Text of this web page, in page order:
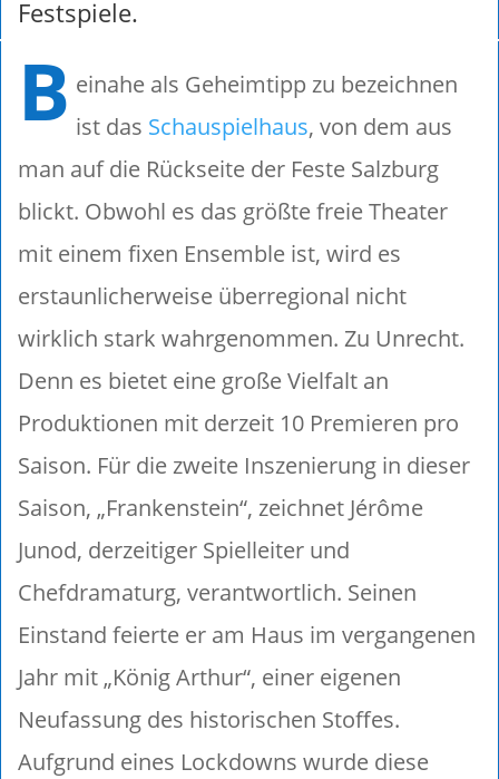
Festspiele.
B einahe als Geheimtipp zu bezeichnen
ist das Schauspielhaus, von dem aus
man auf die Rückseite der Feste Salzburg
blickt. Obwohl es das größte freie Theater
mit einem fixen Ensemble ist, wird es
erstaunlicherweise überregional nicht
wirklich stark wahrgenommen. Zu Unrecht.
Denn es bietet eine große Vielfalt an
Produktionen mit derzeit 10 Premieren pro
Saison. Für die zweite Inszenierung in dieser
Saison, „Frankenstein“, zeichnet Jérôme
Junod, derzeitiger Spielleiter und
Chefdramaturg, verantwortlich. Seinen
Einstand feierte er am Haus im vergangenen
Jahr mit „König Arthur“, einer eigenen
Neufassung des historischen Stoffes.
Aufgrund eines Lockdowns wurde diese